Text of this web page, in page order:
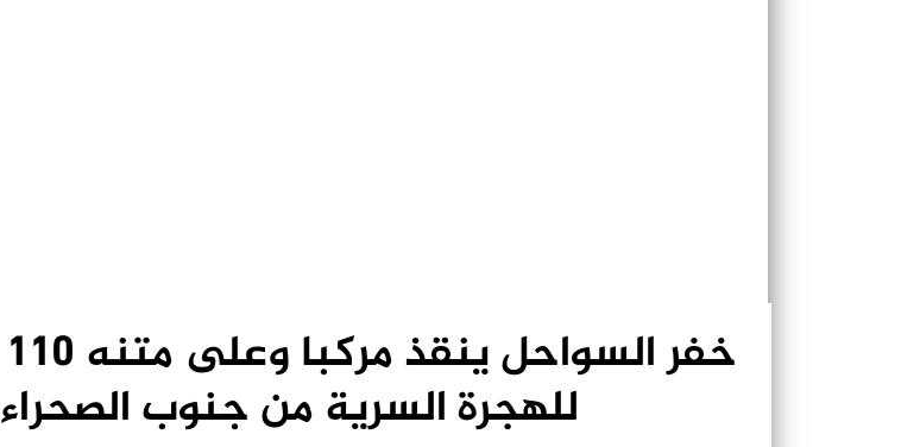
للهجرة السرية من جنوب الصحراء